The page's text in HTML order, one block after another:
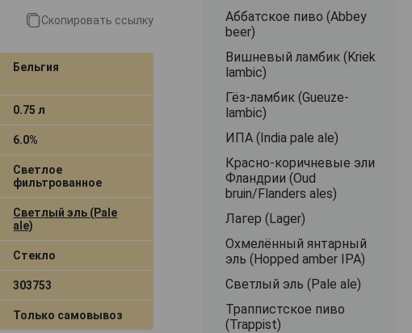
Скопировать ссылку
Бельгия
0.75 л
6.0%
Светлое
фильтрованное
Светлый эль (Pale
ale)
Стекло
303753
Только самовывоз
Аббатское пиво (Abbey
beer)
Вишневый ламбик (Kriek
lambic)
Гёз-ламбик (Gueuze-
lambic)
ИПА (India pale ale)
Красно-коричневые эли
Фландрии (Oud
bruin/Flanders ales)
Лагер (Lager)
Охмелённый янтарный
эль (Hopped amber IPA)
Светлый эль (Pale ale)
Траппистское пиво
(Trappist)